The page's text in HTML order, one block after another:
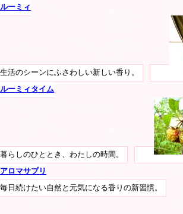
ルーミィ
生活のシーンにふさわしい新しい香り。
ルーミィタイム
暮らしのひととき、わたしの時間。
アロマサプリ
毎日続けたい自然と元気になる香りの新習慣。